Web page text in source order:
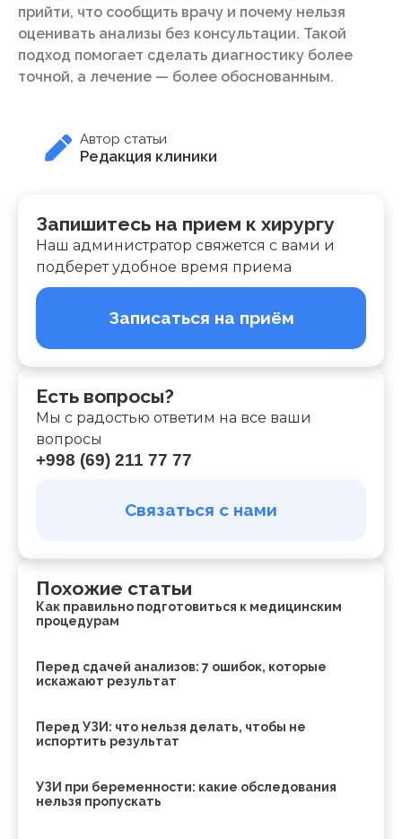
прийти, что сообщить врачу и почему нельзя
оценивать анализы без консультации. Такой
подход помогает сделать диагностику более
точной, а лечение — более обоснованным.
Автор статьи
Редакция клиники
Запишитесь на прием к хирургу
Наш администратор свяжется с вами и
подберет удобное время приема
Записаться на приём
Есть вопросы?
Мы с радостью ответим на все ваши
вопросы
+998 (69) 211 77 77
Связаться с нами
Похожие статьи
Как правильно подготовиться к медицинским
процедурам
Перед сдачей анализов: 7 ошибок, которые
искажают результат
Перед УЗИ: что нельзя делать, чтобы не
испортить результат
УЗИ при беременности: какие обследования
нельзя пропускать